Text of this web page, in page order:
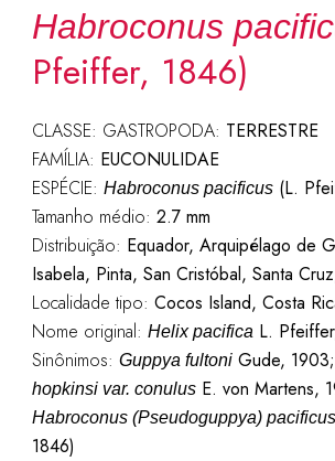
Habroconus
Pfeiffer, 1846)
CLASSE: GASTROPODA: TERRESTRE
FAMÍLIA: EUCONULIDAE
ESPÉCIE: Habroconus pacificus(L.
Tamanho médio: 2.7 mm
Distribuição: Equador, Arquipélago de
Isabela, Pinta, San Cristóbal, Santa
Localidade tipo: Cocos Island, Costa
Nome original: Helix pacificaL.
Sinônimos: Guppya fultoniGude, 1903;
hopkinsi var. conulusE. von Martens,
Habroconus (Pseudoguppya) pacificus
1846)